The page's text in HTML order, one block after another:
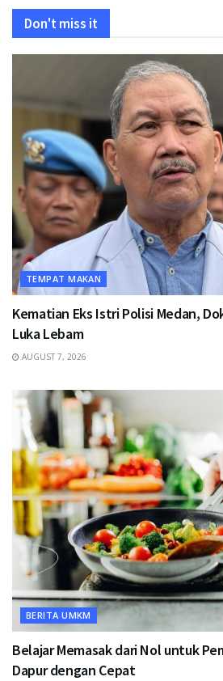
Don't miss it
TEMPAT MAKAN
Kematian Eks Istri Polisi Medan,
Luka Lebam
AUGUST 7, 2026
BERITA UMKM
Belajar Memasak dari Nol untuk
Dapur dengan Cepat